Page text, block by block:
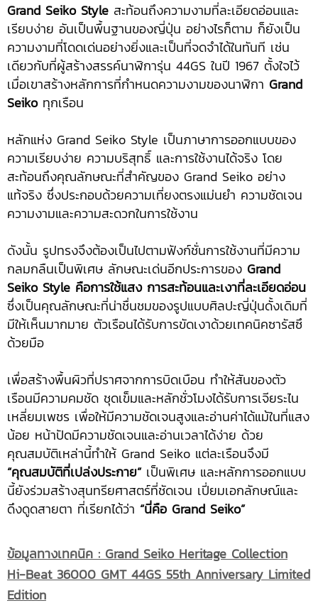
Grand Seiko Style สะท้อนถึงความงามที่ละเอียดอ่อนและ
เรียบง่าย อันเป็นพื้นฐานของญี่ปุ่น อย่างไรก็ตาม ก็ยังเป็น
ความงามที่โดดเด่นอย่างยิ่งและเป็นที่จดจำได้ในทันที เช่น
เดียวกับที่ผู้สร้างสรรค์นาฬิการุ่น 44GS ในปี 1967 ตั้งใจไว้
เมื่อเขาสร้างหลักการที่กำหนดความงามของนาฬิกา Grand
Seikoทุกเรือน
หลักแห่ง Grand Seiko Style เป็นภาษาการออกแบบของ
ความเรียบง่าย ความบริสุทธิ์ และการใช้งานได้จริง โดย
สะท้อนถึงคุณลักษณะที่สำคัญของ Grand Seiko อย่าง
แท้จริง ซึ่งประกอบด้วยความเที่ยงตรงแม่นยำ ความชัดเจน
ความงามและความสะดวกในการใช้งาน
ดังนั้น รูปทรงจึงต้องเป็นไปตามฟังก์ชั่นการใช้งานที่มีความ
กลมกลืนเป็นพิเศษ ลักษณะเด่นอีกประการของ Grand
Seiko Style คือการใช้แสง การสะท้อนและเงาที่ละเอียดอ่อน
ซึ่งเป็นคุณลักษณะที่น่าชื่นชมของรูปแบบศิลปะญี่ปุ่นดั้งเดิมที่
มีให้เห็นมากมาย ตัวเรือนได้รับการขัดเงาด้วยเทคนิคซารัสซึ
ด้วยมือ
เพื่อสร้างพื้นผิวที่ปราศจากการบิดเบือน ทำให้สันของตัว
เรือนมีความคมชัด ชุดเข็มและหลักชั่วโมงได้รับการเจียระไน
เหลี่ยมเพชร เพื่อให้มีความชัดเจนสูงและอ่านค่าได้แม้ในที่แสง
น้อย หน้าปัดมีความชัดเจนและอ่านเวลาได้ง่าย ด้วย
คุณสมบัติเหล่านี้ทำให้ Grand Seiko แต่ละเรือนจึงมี
“คุณสมบัติที่เปล่งประกาย”เป็นพิเศษ และหลักการออกแบบ
นี้ยังร่วมสร้างสุนทรียศาสตร์ที่ชัดเจน เปี่ยมเอกลักษณ์และ
ดึงดูดสายตา ที่เรียกได้ว่า “นี่คือ Grand Seiko”
ข้อมูลทางเทคนิค : Grand Seiko Heritage Collection
Hi-Beat 36000 GMT 44GS 55th Anniversary Limited
Edition